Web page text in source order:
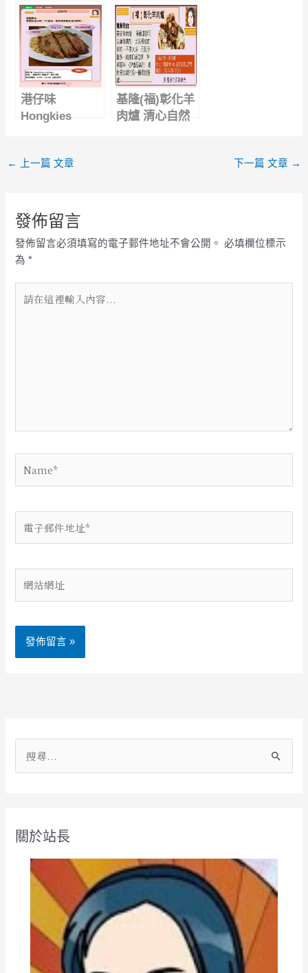
透，你最愛吃哪
一鍋 ? ( 附手繪
影片)
到九份就吃的到
的銅板美食
港仔味
Hongkies
港的好味道
基隆(福)彰化羊
肉爐 清心自然
← 上一篇 文章 下一篇 文章 →
發佈留言
發佈留言必須填寫的電子郵件地址不會公開。 必填欄位標示
為*
在
子
件
地
址
站
址
字
關於站長